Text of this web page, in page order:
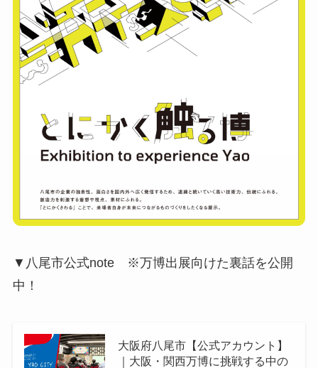
▼八尾市公式note ※万博出展向けた裏話を公開
中！
大阪府八尾市【公式アカウント】
｜大阪・関西万博に挑戦する中の